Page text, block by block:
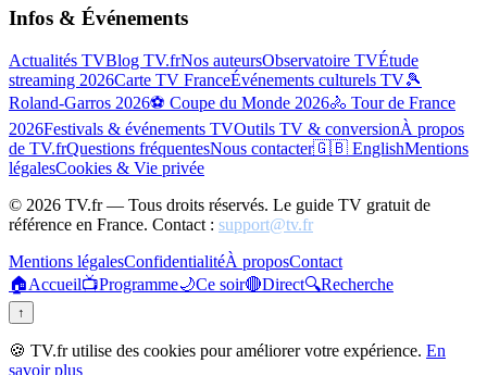
Infos & Événements
Actualités TVBlog TV.frNos auteursObservatoire TVÉtude
streaming 2026Carte TV FranceÉvénements culturels TV🎾
Roland-Garros 2026⚽ Coupe du Monde 2026🚴 Tour de France
2026Festivals & événements TVOutils TV & conversionÀ propos
de TV.frQuestions fréquentesNous contacter🇬🇧 EnglishMentions
légalesCookies & Vie privée
© 2026 TV.fr — Tous droits réservés. Le guide TV gratuit de
référence en France. Contact : support@tv.fr
Mentions légalesConfidentialitéÀ proposContact
🏠Accueil📺Programme🌙Ce soir🔴Direct🔍Recherche
↑
🍪 TV.fr utilise des cookies pour améliorer votre expérience. En
savoir plus